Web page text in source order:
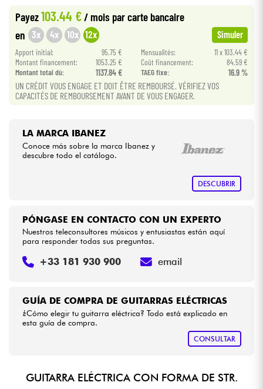
Cables & Acces.
HiFi
Bundle
Payez103.44 €/ mois par carte bancaire
en 3x 4x 10x 12x Simuler
Apport initial: 95.75 € Mensualités:
11 x 103.44 €
Montant financement:
1053.25 € Coût financement:
84.59 €
Montant total dù:
1137.84 € TAEG fixe: 16.9 %
UN CRÉDIT VOUS ENGAGE ET DOIT ÊTRE REMBOURSÉ. VÉRIFIEZ VOS
CAPACITÉS DE REMBOURSEMENT AVANT DE VOUS ENGAGER.
LA MARCA IBANEZ
Conoce más sobre la marca Ibanez y
descubre todo el catálogo.
DESCUBRIR
GUÍA DE COMPRA DE GUITARRAS ELÉCTRICAS
¿Cómo elegir tu guitarra eléctrica? Todo está explicado en
esta guía de compra.
CONSULTAR
PÓNGASE EN CONTACTO CON UN EXPERTO
Nuestros teleconsultores músicos y entusiastas están aquí
para responder todas sus preguntas.
+33 181 930 900 email
GUITARRA ELÉCTRICA CON FORMA DE STR.